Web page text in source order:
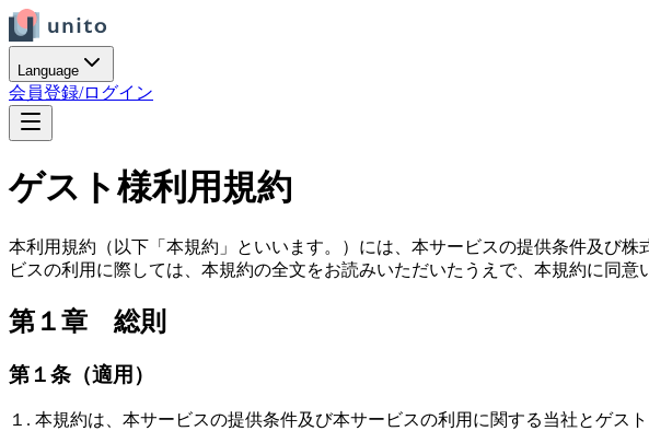
Language
会員登録/ログイン
ゲスト様利用規約
本利用規約（以下「本規約」といいます。）には、本サービスの提供条件及び
ビスの利用に際しては、本規約の全文をお読みいただいたうえで、本規約に同意
第１章 総則
第１条（適用）
１. 本規約は、本サービスの提供条件及び本サービスの利用に関する当社とゲ